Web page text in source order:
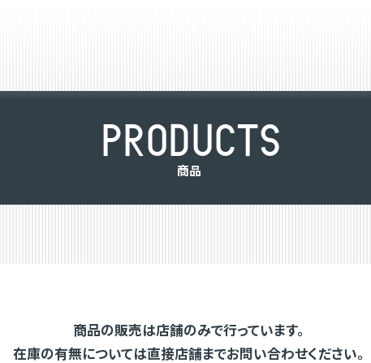
PRODUCTS
商品
商品の販売は店舗のみで行っています。
在庫の有無については直接店舗までお問い合わせください。